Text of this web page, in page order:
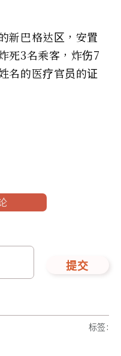
新巴格达区，安置
死3名乘客，炸伤7
名的医疗官员的证
提交
标签: